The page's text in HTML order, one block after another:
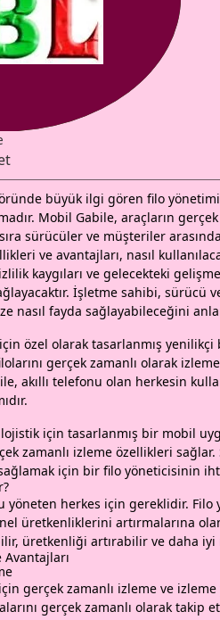
büyük ilgi gören filo
Mobil Gabile, araçların gerçek
sürücüler ve müşteriler
ve avantajları, nasıl
kaygıları ve gelecekteki
İşletme sahibi, sürücü
nasıl fayda sağlayabileceğini
özel olarak tasarlanmış
gerçek zamanlı olarak
akıllı telefonu olan herkesin
için tasarlanmış bir mobil
zamanlı izleme özellikleri
için bir filo yöneticisinin
herkes için gereklidir. Filo
üretkenliklerini artırmalarına
üretkenliği artırabilir ve daha
gerçek zamanlı izleme ve
gerçek zamanlı olarak takip